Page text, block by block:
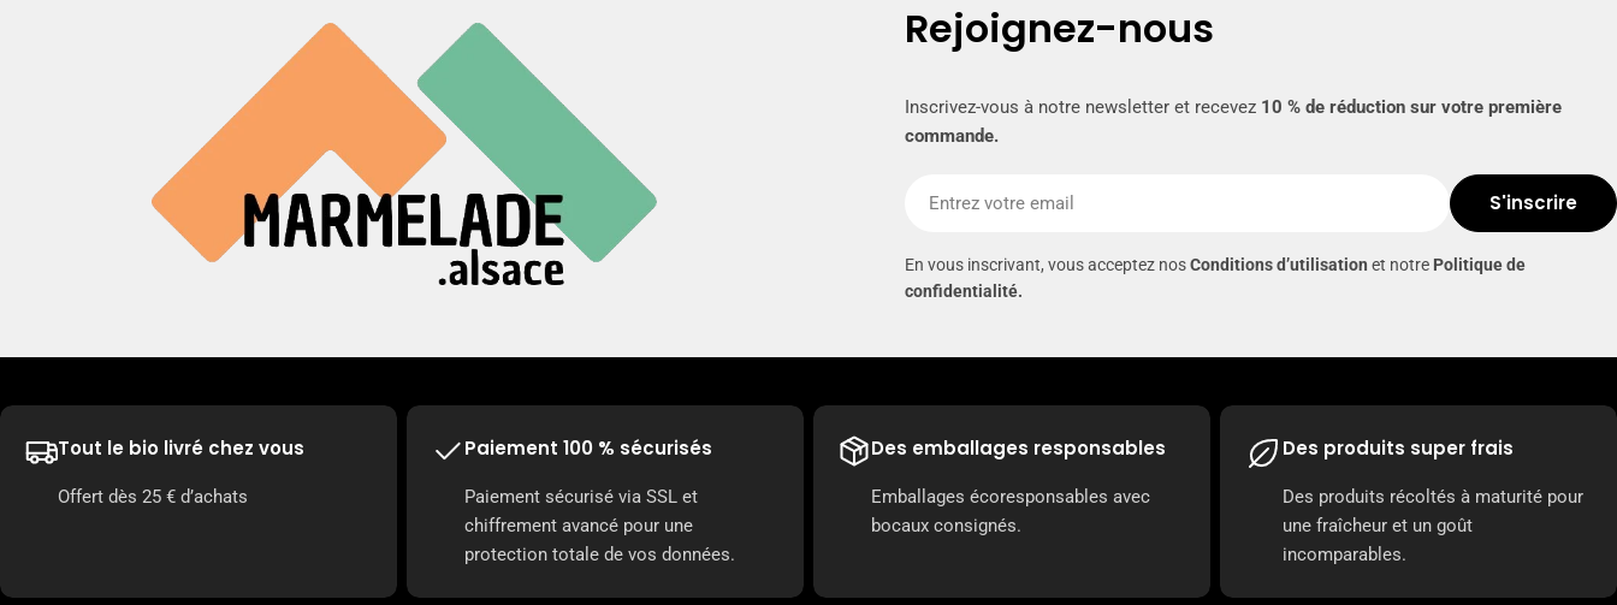
Rejoignez-nous
Inscrivez-vous à notre newsletter et recevez 10 % de réduction sur votre première
commande.
mail
S'inscrire
En vous inscrivant, vous acceptez nosConditions d’utilisation et notre Politique de
confidentialité.
Tout le bio livré chez vous
Offert dès 25 € d’achats
Paiement 100 % sécurisés
Paiement sécurisé via SSL et
chiffrement avancé pour une
protection totale de vos données.
Des emballages responsables
Emballages écoresponsables avec
bocaux consignés.
Des produits super frais
Des produits récoltés à maturité pour
une fraîcheur et un goût
incomparables.